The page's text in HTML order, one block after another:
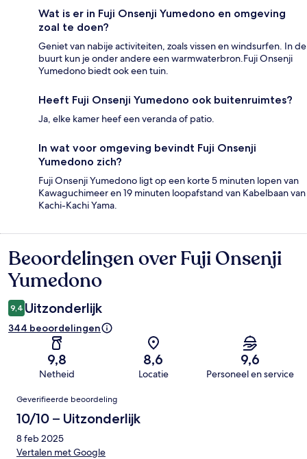
Wat is er in Fuji Onsenji Yumedono en omgeving
zoal te doen?
Geniet van nabije activiteiten, zoals vissen en windsurfen. In de
buurt kun je onder andere een warmwaterbron.Fuji Onsenji
Yumedono biedt ook een tuin.
Heeft Fuji Onsenji Yumedono ook buitenruimtes?
Ja, elke kamer heef een veranda of patio.
In wat voor omgeving bevindt Fuji Onsenji
Yumedono zich?
Fuji Onsenji Yumedono ligt op een korte 5 minuten lopen van
Kawaguchimeer en 19 minuten loopafstand van Kabelbaan van
Kachi-Kachi Yama.
Beoordelingen
Beoordelingen over Fuji Onsenji
Yumedono
9,4 Uitzonderlijk
344 beoordelingen
9,8
Netheid
8,6
Locatie
9,6
Personeel en service
Beoordelingen
Geverifieerde beoordeling
10/10 – Uitzonderlijk
8 feb 2025
Vertalen met Google